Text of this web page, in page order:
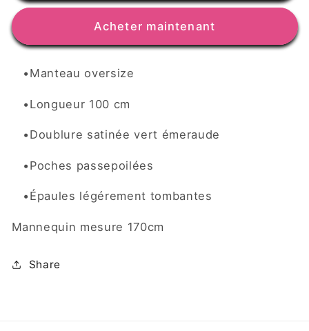
Oversize
Oversize
Marron
Acheter maintenant
•Manteau oversize
•Longueur 100 cm
•Doublure satinée vert émeraude
•Poches passepoilées
•Épaules légérement tombantes
Mannequin mesure 170cm
Share